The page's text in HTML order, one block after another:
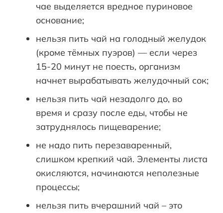
чае выделяется вредное пуриновое
основание;
нельзя пить чай на голодный желудок
(кроме тёмных пуэров) — если через
15-20 минут не поесть, организм
начнет вырабатывать желудочный сок;
нельзя пить чай незадолго до, во
время и сразу после еды, чтобы не
затруднялось пищеварение;
не надо пить перезаваренный,
слишком крепкий чай. Элементы листа
окисляются, начинаются неполезные
процессы;
нельзя пить вчерашний чай – это